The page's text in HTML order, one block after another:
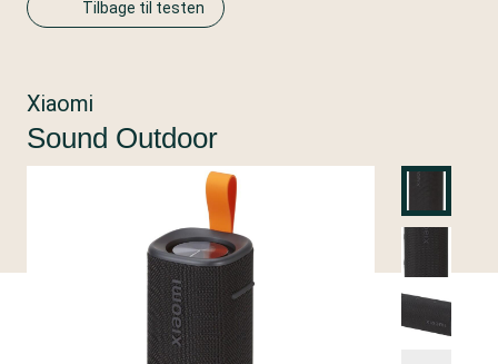
Tilbage til testen
Xiaomi
Sound Outdoor